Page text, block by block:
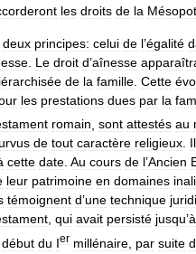
les droits de la
deux principes: celui de l’égalité
Le droit d’aînesse
de la famille Cette
les prestations dues par la
romain sont attestés au
de tout caractère religieux
cette date Au cours de l’Ancien
leur patrimoine en domaines
témoignent d’une technique
qui avait persisté jusqu’à
début du Ier millénaire par suite d